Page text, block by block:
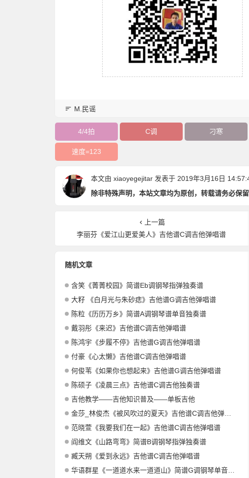
M.民谣
4/4拍 C调 刁寒
速度=123
本文由 xiaoyegejitar 发表于 2019年3月16日
除非特殊声明，本站文章均为原创，转载请务必保
上一篇
李丽芬《爱江山更爱美人》吉他谱C调吉他弹唱谱
随机文章
含笑《菁菁校园》简谱Eb调钢琴指弹独奏谱
大籽 《白月光与朱砂痣》吉他谱G调吉他弹唱谱
陈粒《历历万乡》简谱A调钢琴谱单音独奏谱
戴羽彤《来迟》吉他谱C调吉他弹唱谱
陈鸿宇《步履不停》吉他谱G调吉他弹唱谱
付豪《心太懒》吉他谱C调吉他弹唱谱
何俊苇《如果你也想起来》吉他谱G调吉他弹唱谱
陈硕子《凌晨三点》吉他谱C调吉他独奏谱
吉他教学——吉他知识普及——单板吉他
金莎_林俊杰《被风吹过的夏天》吉他谱C调吉他弹唱谱
范晓萱《我要我们在一起》吉他谱C调吉他弹唱谱
阎维文《山路弯弯》简谱B调钢琴指弹独奏谱
臧天朔《爱到永远》吉他谱C调吉他弹唱谱
华语群星《一道道水来一道道山》简谱G调钢琴单音独奏谱